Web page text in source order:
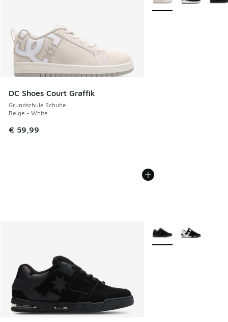
DC Shoes Court Graffik
Grundschule Schuhe
Beige - White
€ 59,99
Weitere Farben